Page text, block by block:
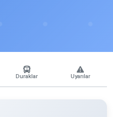
Duraklar Uyarılar